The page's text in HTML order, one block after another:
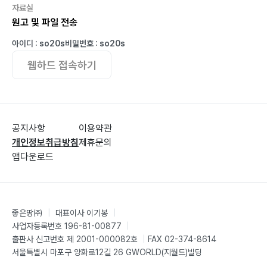
? 어버이날
비롱봉3기 돌탑 ? 갈 곳 없는 길… ? 석잠풀 ? 칠갑산 ?
한반도 지형
창석골 황차 ? 남해 ? 말 벌 ? 우음도 ? 칠갑산 출렁다리
개심사+상황산 ? 꽃비와 팔봉산 ? 야생화
자료실
원고 및 파일 전송
아이디 : so20s비밀번호 : so20s
웹하드 접속하기
공지사항
개인정보취급방침
앱다운로드
이용약관
제휴문의
좋은땅㈜ 대표이사 이기봉
사업자등록번호 196-81-00877
출판사 신고번호 제 2001-000082호
FAX 02-374-8614
서울특별시 마포구 양화로12길 26 GWORLD(지월드)빌딩